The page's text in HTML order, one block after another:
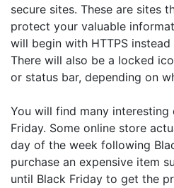
secure sites. These are sites
protect your valuable
will begin with HTTPS
There will also be a locked
or status bar, depending on
You will find many interesting
Friday. Some online store
day of the week following
purchase an expensive item
until Black Friday to get the